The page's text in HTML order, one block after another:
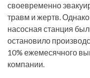
своевременно
травм и жертв.
насосная станция
остановило
10% ежемесячного
компании.